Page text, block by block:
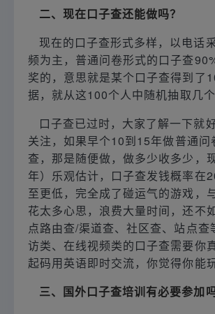
二、现在口子查还能做吗？
现在的口子查形式多样，以电话
频为主，普通问卷形式的口子查
奖的，意思就是某个口子查得到了
据，就从这100个人中随机抽取几个
口子查已过时，大家了解一下就
关注，如果早个10到15年做普通问
查，那是随便做，做多少收多少，
年）乐观估计，口子查发钱概率在
至更低，完全成了碰运气的游戏，
花太多心思，浪费大量时间，还不
点路由查/渠道查、社区查、站点查
访类、在线视频类的口子查需要你
起码用英语即时交流，你觉得你能
三、国外口子查培训有必要参加吗